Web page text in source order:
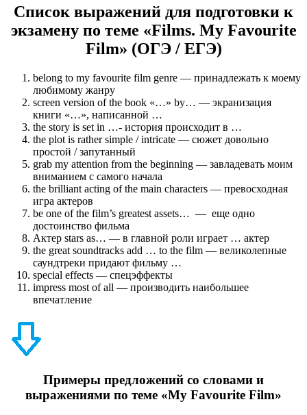
Список выражений для подготовки к
экзамену по теме «Films. My Favourite
Film» (ОГЭ / ЕГЭ)
belong to my favourite film genre — принадлежать к моему
любимому жанру
screen version of the book «…» by… — экранизация
книги «…», написанной …
the story is set in …- история происходит в …
the plot is rather simple / intricate — сюжет довольно
простой / запутанный
grab my attention from the beginning — завладевать моим
вниманием с самого начала
the brilliant acting of the main characters — превосходная
игра актеров
be one of the film’s greatest assets… — еще одно
достоинство фильма
Актер stars as… — в главной роли играет … актер
the great soundtracks add … to the film — великолепные
саундтреки придают фильму …
special effects — спецэффекты
impress most of all — производить наибольшее
впечатление
Примеры предложений со словами и
выражениями по теме «My Favourite Film»